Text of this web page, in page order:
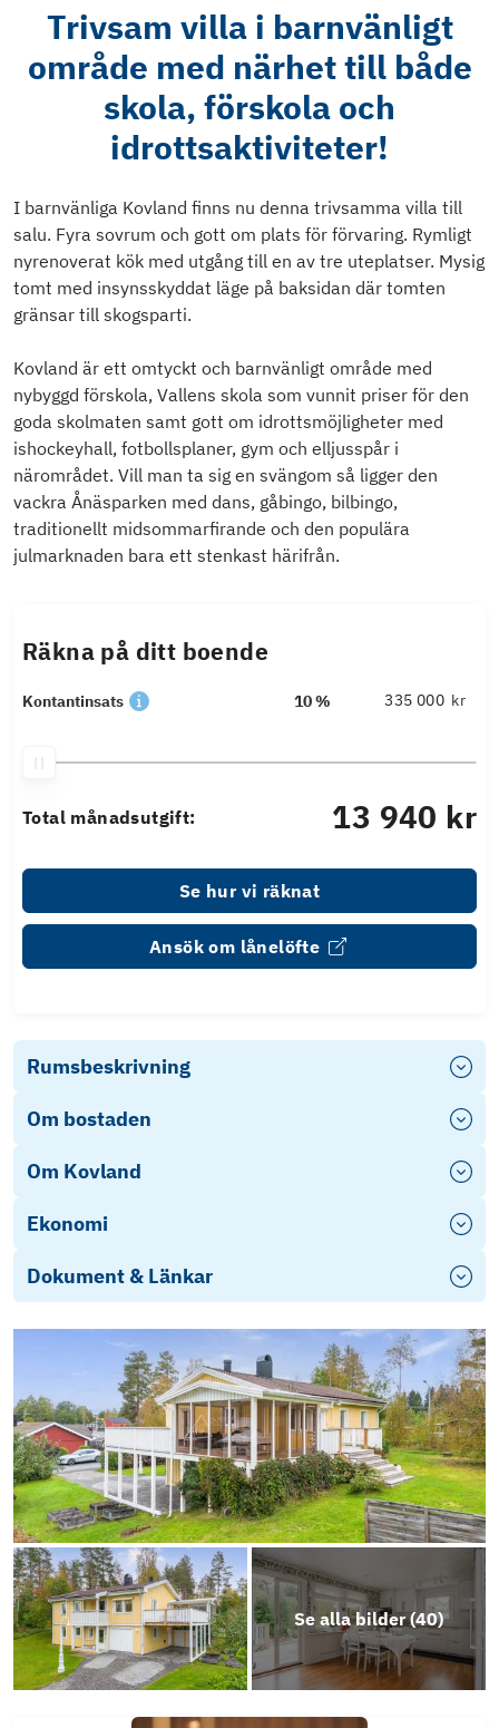
Trivsam villa i barnvänligt
område med närhet till både
skola, förskola och
idrottsaktiviteter!
I barnvänliga Kovland finns nu denna trivsamma villa till
salu. Fyra sovrum och gott om plats för förvaring. Rymligt
nyrenoverat kök med utgång till en av tre uteplatser. Mysig
tomt med insynsskyddat läge på baksidan där tomten
gränsar till skogsparti.
Kovland är ett omtyckt och barnvänligt område med
nybyggd förskola, Vallens skola som vunnit priser för den
goda skolmaten samt gott om idrottsmöjligheter med
ishockeyhall, fotbollsplaner, gym och elljusspår i
närområdet. Vill man ta sig en svängom så ligger den
vackra Ånäsparken med dans, gåbingo, bilbingo,
traditionellt midsommarfirande och den populära
julmarknaden bara ett stenkast härifrån.
Räkna på ditt boende
Kontantinsats 10 % kr
Total månadsutgift: 13 940 kr
Se hur vi räknat
Ansök om lånelöfte
Rumsbeskrivning
Om bostaden
Om Kovland
Ekonomi
Dokument & Länkar
Objektsbeskrivning
Se alla bilder (40)